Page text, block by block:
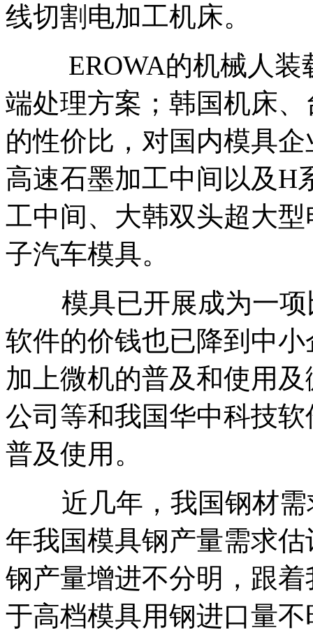
线切割电加工机床。
EROWA的机械人装
端处理方案；韩国机床
的性价比，对国内模具
高速石墨加工中间以及H
工中间、大韩双头超大
子汽车模具。
模具已开展成为一项
软件的价钱也已降到中
加上微机的普及和使用
公司等和我国华中科技
普及使用。
近几年，我国钢材需
年我国模具钢产量需求
钢产量增进不分明，跟
于高档模具用钢进口量